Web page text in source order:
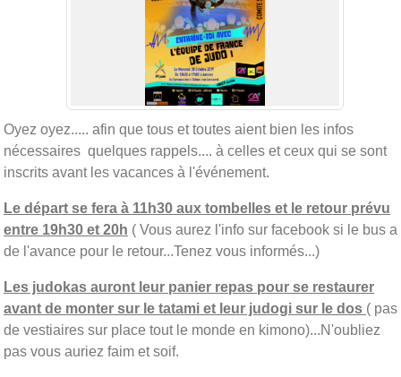
Oyez oyez..... afin que tous et toutes aient bien les infos
nécessaires quelques rappels.... à celles et ceux qui se sont
inscrits avant les vacances à l'événement.
Le départ se fera à 11h30 aux tombelles et le retour prévu
entre 19h30 et 20h ( Vous aurez l'info sur facebook si le bus a
de l'avance pour le retour...Tenez vous informés...)
Les judokas auront leur panier repas pour se restaurer
avant de monter sur le tatami et leur judogi sur le dos ( pas
de vestiaires sur place tout le monde en kimono)...N'oubliez
pas vous auriez faim et soif.